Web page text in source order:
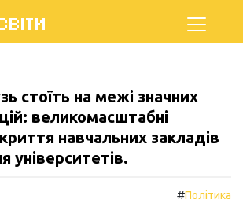
стоїть на межі значних
великомасштабні
навчальних закладів
університетів.
#Політика